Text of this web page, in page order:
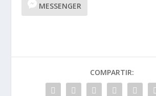
MESSENGER
COMPARTIR: